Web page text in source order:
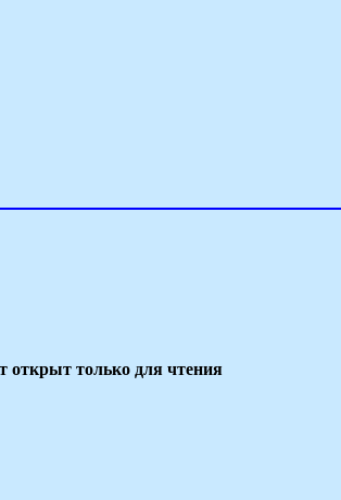
открыт только для чтения